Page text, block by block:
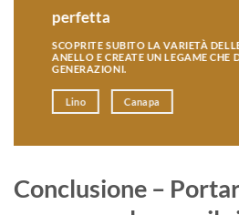
perfetta
SCOPRITE SUBITO LA VARIETÀ
ANELLO E CREATE UN LEGAME CHE
GENERAZIONI.
Lino Canapa
Conclusione –